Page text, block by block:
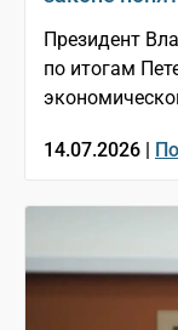
Президент
по итогам
14.07.2026 |